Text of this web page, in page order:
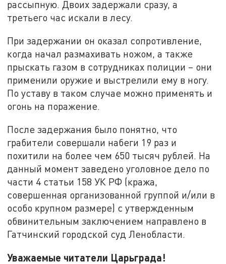
рассыпную. Двоих задержали сразу, а
третьего час искали в лесу.
При задержании он оказал сопротивление,
когда начал размахивать ножом, а также
прыскать газом в сотрудниках полиции – они
применили оружие и выстрелили ему в ногу.
По уставу в таком случае можно применять и
огонь на поражение.
После задержания было понятно, что
грабители совершали набеги 19 раз и
похитили на более чем 650 тысяч рублей. На
данный момент заведено уголовное дело по
части 4 статьи 158 УК РФ (кража,
совершенная организованной группой и/или в
особо крупном размере) с утвержденным
обвинительным заключением направлено в
Гатчинский городской суд Ленобласти.
Уважаемые читатели Царьграда!